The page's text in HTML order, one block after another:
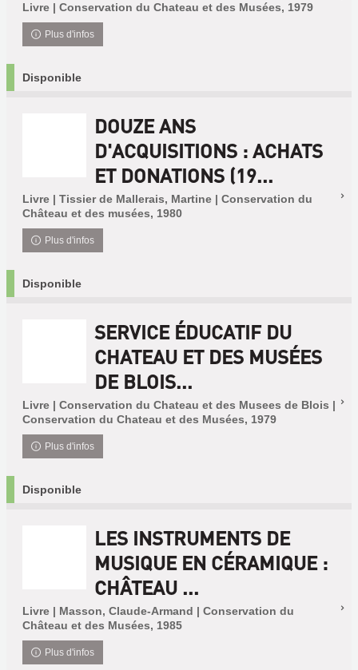
Livre | Conservation du Chateau et des Musées, 1979
Plus d'infos
Disponible
DOUZE ANS
D'ACQUISITIONS : ACHATS
ET DONATIONS (19...
Livre | Tissier de Mallerais, Martine | Conservation du
Château et des musées, 1980
Plus d'infos
Disponible
SERVICE ÉDUCATIF DU
CHATEAU ET DES MUSÉES
DE BLOIS...
Livre | Conservation du Chateau et des Musees de Blois |
Conservation du Chateau et des Musées, 1979
Plus d'infos
Disponible
LES INSTRUMENTS DE
MUSIQUE EN CÉRAMIQUE :
CHÂTEAU ...
Livre | Masson, Claude-Armand | Conservation du
Château et des Musées, 1985
Plus d'infos